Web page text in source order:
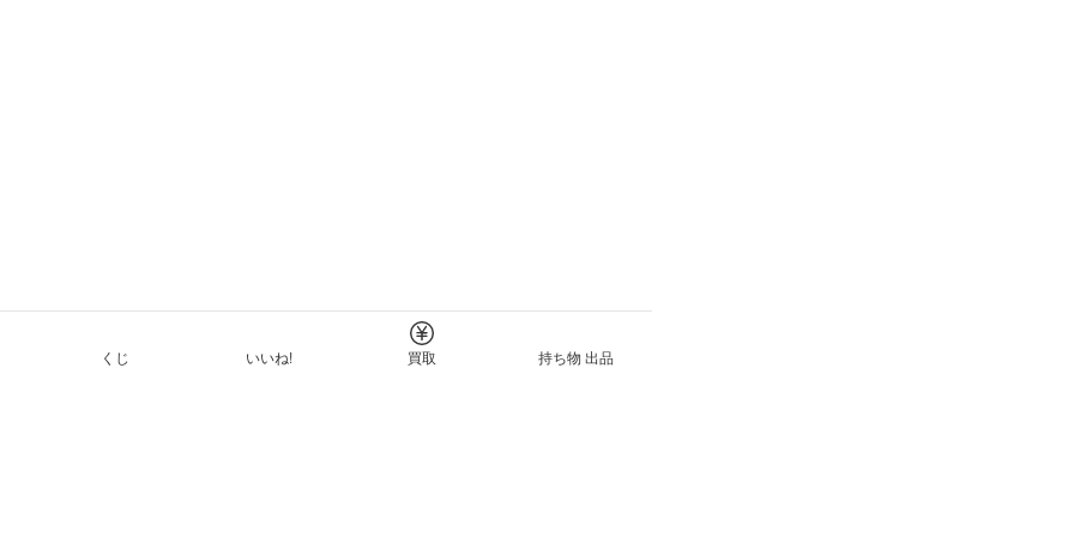
くじ いいね! 買取 持ち物 出品